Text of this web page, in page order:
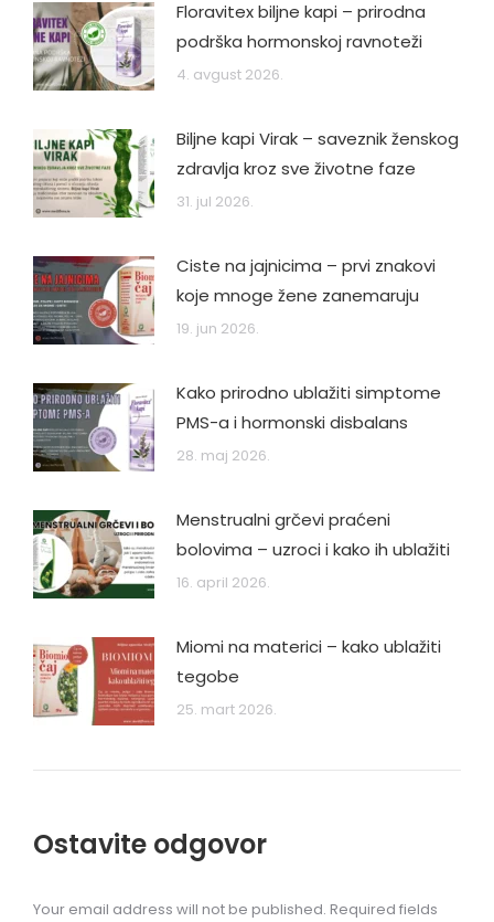
Floravitex biljne kapi – prirodna
podrška hormonskoj ravnoteži
4. avgust 2026.
Biljne kapi Virak – saveznik ženskog
zdravlja kroz sve životne faze
31. jul 2026.
Ciste na jajnicima – prvi znakovi
koje mnoge žene zanemaruju
19. jun 2026.
Kako prirodno ublažiti simptome
PMS-a i hormonski disbalans
28. maj 2026.
Menstrualni grčevi praćeni
bolovima – uzroci i kako ih ublažiti
16. april 2026.
Miomi na materici – kako ublažiti
tegobe
25. mart 2026.
Ostavite odgovor
Your email address will not be published. Required fields